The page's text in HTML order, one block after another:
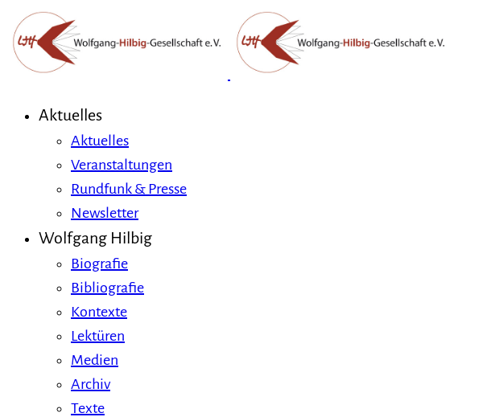
Aktuelles
Aktuelles
Veranstaltungen
Rundfunk & Presse
Newsletter
Wolfgang Hilbig
Biografie
Bibliografie
Kontexte
Lektüren
Medien
Archiv
Texte